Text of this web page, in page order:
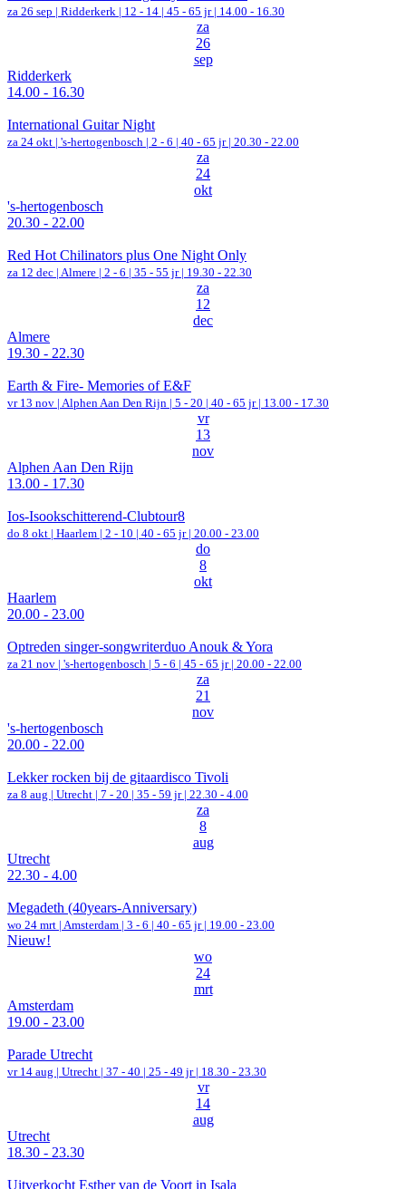
za 26 sep | Ridderkerk | 12 - 14 | 45 - 65 jr | 14.00 - 16.30
za
26
sep
Ridderkerk
14.00 - 16.30
International Guitar Night
za 24 okt | 's-hertogenbosch | 2 - 6 | 40 - 65 jr | 20.30 - 22.00
za
24
okt
's-hertogenbosch
20.30 - 22.00
Red Hot Chilinators plus One Night Only
za 12 dec | Almere | 2 - 6 | 35 - 55 jr | 19.30 - 22.30
za
12
dec
Almere
19.30 - 22.30
Earth & Fire- Memories of E&F
vr 13 nov | Alphen Aan Den Rijn | 5 - 20 | 40 - 65 jr | 13.00 - 17.30
vr
13
nov
Alphen Aan Den Rijn
13.00 - 17.30
Ios-Isookschitterend-Clubtour8
do 8 okt | Haarlem | 2 - 10 | 40 - 65 jr | 20.00 - 23.00
do
8
okt
Haarlem
20.00 - 23.00
Optreden singer-songwriterduo Anouk & Yora
za 21 nov | 's-hertogenbosch | 5 - 6 | 45 - 65 jr | 20.00 - 22.00
za
21
nov
's-hertogenbosch
20.00 - 22.00
Lekker rocken bij de gitaardisco Tivoli
za 8 aug | Utrecht | 7 - 20 | 35 - 59 jr | 22.30 - 4.00
za
8
aug
Utrecht
22.30 - 4.00
Megadeth (40years-Anniversary)
wo 24 mrt | Amsterdam | 3 - 6 | 40 - 65 jr | 19.00 - 23.00
Nieuw!
wo
24
mrt
Amsterdam
19.00 - 23.00
Parade Utrecht
vr 14 aug | Utrecht | 37 - 40 | 25 - 49 jr | 18.30 - 23.30
vr
14
aug
Utrecht
18.30 - 23.30
Uitverkocht Esther van de Voort in Isala